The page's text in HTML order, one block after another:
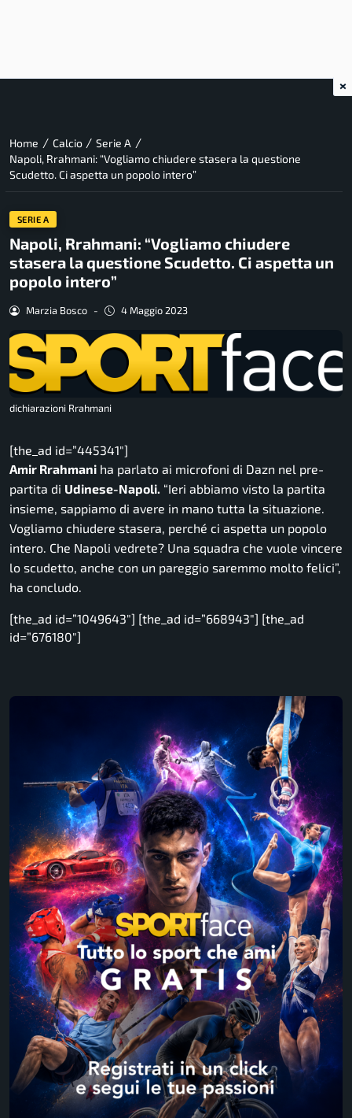
Home / Calcio / Serie A /
Napoli, Rrahmani: “Vogliamo chiudere stasera la questione
Scudetto. Ci aspetta un popolo intero”
SERIE A
Napoli, Rrahmani: “Vogliamo chiudere
stasera la questione Scudetto. Ci aspetta un
popolo intero”
Marzia Bosco - 4 Maggio 2023
dichiarazioni Rrahmani
[the_ad id=”445341″]
Amir Rrahmani ha parlato ai microfoni di Dazn nel pre-
partita di Udinese-Napoli. “Ieri abbiamo visto la partita
insieme, sappiamo di avere in mano tutta la situazione.
Vogliamo chiudere stasera, perché ci aspetta un popolo
intero. Che Napoli vedrete? Una squadra che vuole vincere
lo scudetto, anche con un pareggio saremmo molto felici”,
ha concludo.
[the_ad id=”1049643″] [the_ad id=”668943″] [the_ad
id=”676180″]
×